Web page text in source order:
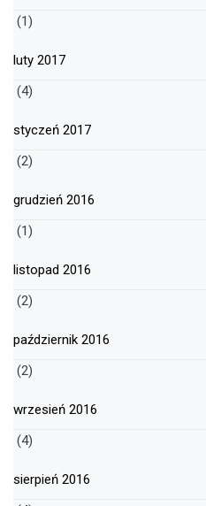
(1)
luty 2017
(4)
styczeń 2017
(2)
grudzień 2016
(1)
listopad 2016
(2)
październik 2016
(2)
wrzesień 2016
(4)
sierpień 2016